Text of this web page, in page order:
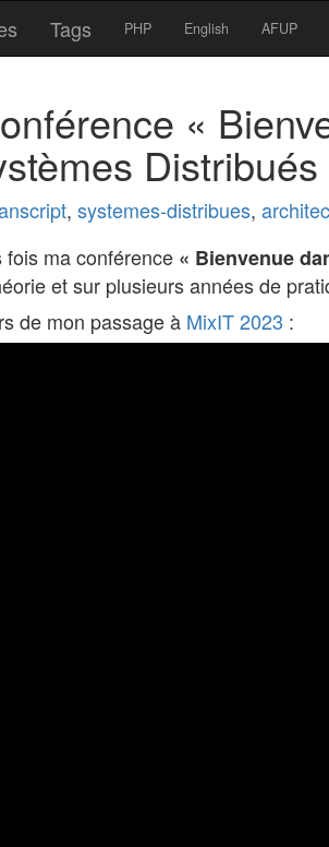
Tags PHP English AFUP
«
Distribués
, systemes-distribues,
fois ma conférence « Bienvenue
et sur plusieurs années de
de mon passage à MixIT 2023 :